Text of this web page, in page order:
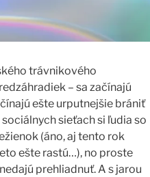
trávnikového
– sa začínajú
ešte urputnejšie brániť
sieťach si ľudia so
(áno, aj tento rok
ešte rastú…), no proste
prehliadnuť. A s jarou